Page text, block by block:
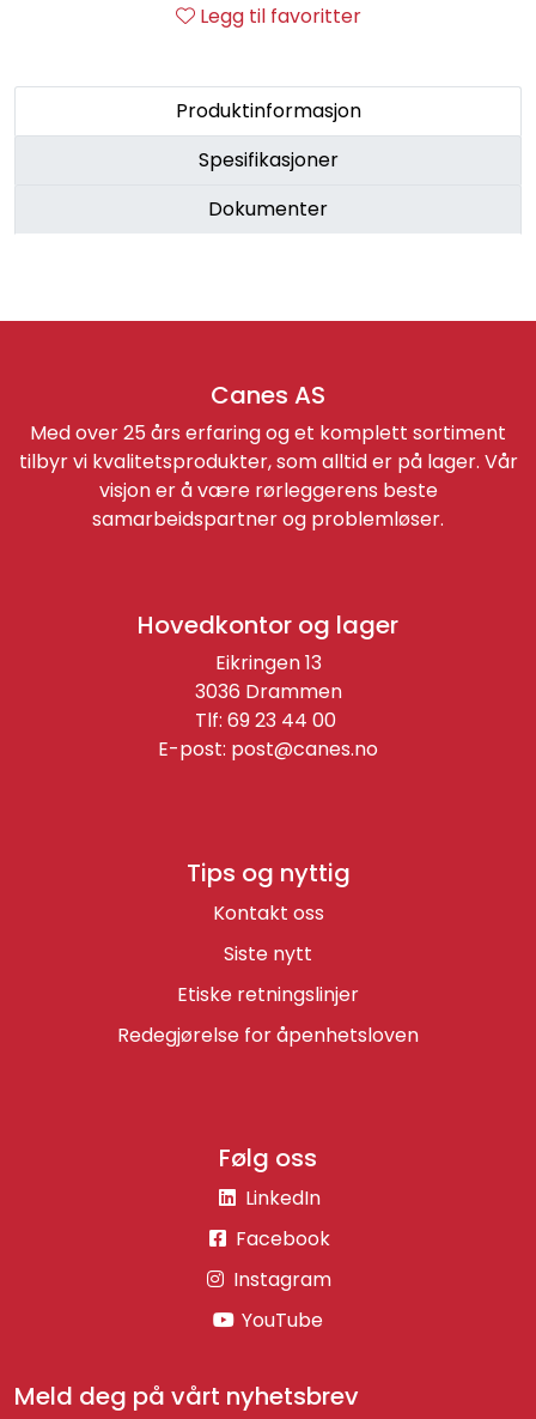
Legg til favoritter
Produktinformasjon
Spesifikasjoner
Dokumenter
Canes AS
Med over 25 års erfaring og et komplett sortiment
tilbyr vi kvalitetsprodukter, som alltid er på lager. Vår
visjon er å være rørleggerens beste
samarbeidspartner og problemløser.
Meld deg på vårt nyhetsbrev
Tips og nyttig
Kontakt oss
Siste nytt
Etiske retningslinjer
Redegjørelse for åpenhetsloven
Følg oss
LinkedIn
Facebook
Instagram
YouTube
Hovedkontor og lager
Eikringen 13
3036 Drammen
Tlf: 69 23 44 00
E-post: post@canes.no